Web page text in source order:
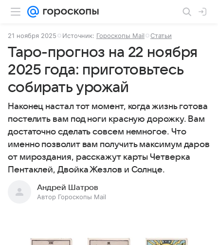
21 ноября 2025 Источник: Гороскопы Mail Статьи
Таро-прогноз на 22 ноября
2025 года: приготовьтесь
собирать урожай
Наконец настал тот момент, когда жизнь готова
постелить вам под ноги красную дорожку. Вам
достаточно сделать совсем немногое. Что
именно позволит вам получить максимум даров
от мироздания, расскажут карты Четверка
Пентаклей, Двойка Жезлов и Солнце.
Андрей Шатров
Автор Гороскопы Mail